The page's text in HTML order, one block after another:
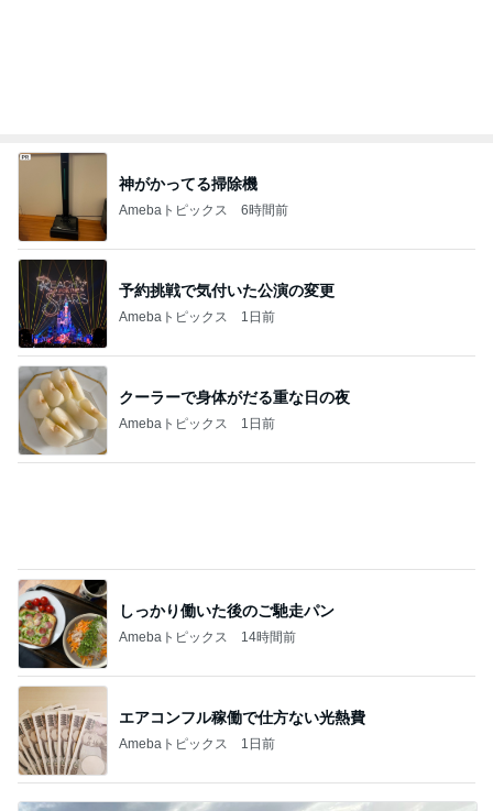
神がかってる掃除機
Amebaトピックス 6時間前
予約挑戦で気付いた公演の変更
Amebaトピックス 1日前
クーラーで身体がだる重な日の夜
Amebaトピックス 1日前
しっかり働いた後のご馳走パン
Amebaトピックス 14時間前
エアコンフル稼働で仕方ない光熱費
Amebaトピックス 1日前